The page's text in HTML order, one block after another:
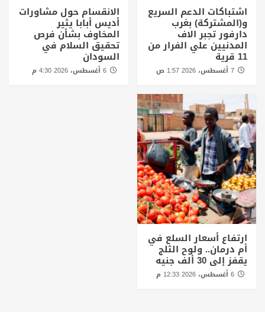
اشتباكات الدعم السريع
و(المشتركة) بغرب
دارفور تجبر الاف
المدنيين علي الفرار من
11 قرية
الانقسام حول مشاورات
أديس أبابا يثير
المخاوف بشأن فرص
تحقيق السلام في
السودان
6 أغسطس، 2026 4:30 م
ارتفاع أسعار السلع في
أم درمان.. ولوح الثلج
يقفز إلى 30 ألف جنيه